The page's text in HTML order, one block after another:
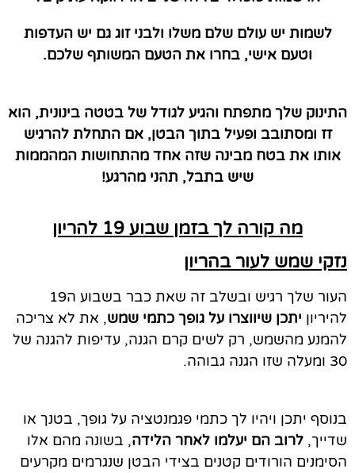
לשמות יש עולם שלם משלו ולבני זוג גם יש העדפות
וטעם אישי, בחרו את הטעם המשותף שלכם.
התינוק שלך מתפתח והגיע לגודל של בטטה בינונית, הוא
זז ומסתובב ופעיל בתוך הבטן, אם התחלת להרגיש
אותו את בטח מבינה שזה אחד מהתחושות המהממות
שיש בתבל, תהני מהרגע!
מה קורה לך בזמן שבוע 19 להריון
נזקי שמש לעור בהריון
העור שלך רגיש ובשלב זה שאת כבר בשבוע ה19
להיריון יתכן שיווצרו על גופך כתמי שמש, את לא צריכה
להמנע מהשמש, רק לשים קרם הגנה, עדיפות להגנה של
30 ומעלה שזו הגנה גבוהה.
בנוסף יתכן ויהיו לך כתמי פגמנטציה על גופך, בטנך או
שדייך, לרוב הם יעלמו לאחר הלידה, בשונה מהם אלו
הסימנים הורודים קטנים בצידי הבטן שנגרמים מקרעים